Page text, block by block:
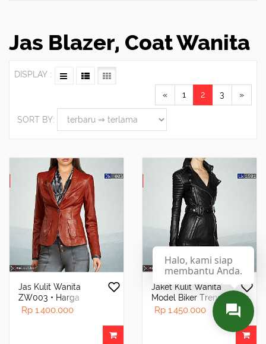
Jas Blazer, Coat Wanita
DISPLAY :
« 1 2 3 »
SORT BY:
Jas Kulit Wanita
ZW003 • Harga
Pabrik - RA Leather®
Rp 1.400.000
Jaket Kulit Wanita
Model Biker Trench
Coat – RALEATHER
Rp 1.450.000
Halo, kami siap
membantu Anda.